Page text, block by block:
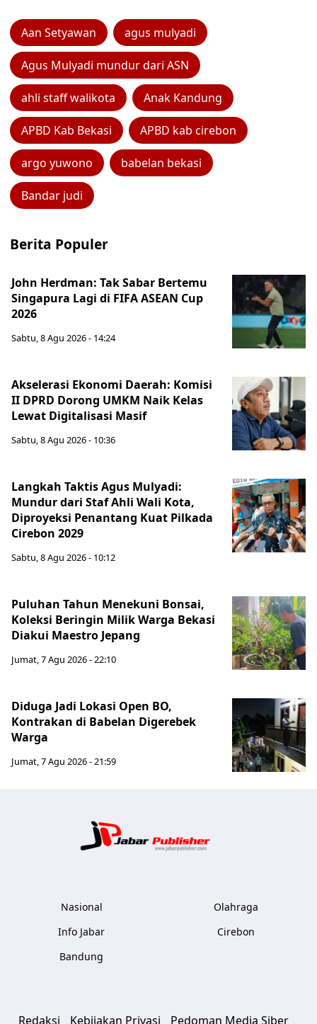
Aan Setyawan agus mulyadi
Agus Mulyadi mundur dari ASN
ahli staff walikota Anak Kandung
APBD Kab Bekasi APBD kab cirebon
argo yuwono babelan bekasi
Bandar judi
Berita Populer
John Herdman: Tak Sabar Bertemu
Singapura Lagi di FIFA ASEAN Cup
2026
Sabtu, 8 Agu 2026 - 14:24
Akselerasi Ekonomi Daerah: Komisi
II DPRD Dorong UMKM Naik Kelas
Lewat Digitalisasi Masif
Sabtu, 8 Agu 2026 - 10:36
Langkah Taktis Agus Mulyadi:
Mundur dari Staf Ahli Wali Kota,
Diproyeksi Penantang Kuat Pilkada
Cirebon 2029
Sabtu, 8 Agu 2026 - 10:12
Puluhan Tahun Menekuni Bonsai,
Koleksi Beringin Milik Warga Bekasi
Diakui Maestro Jepang
Jumat, 7 Agu 2026 - 22:10
Diduga Jadi Lokasi Open BO,
Kontrakan di Babelan Digerebek
Warga
Jumat, 7 Agu 2026 - 21:59
Nasional
Info Jabar
Bandung
Olahraga
Cirebon
Redaksi Kebijakan Privasi Pedoman Media Siber